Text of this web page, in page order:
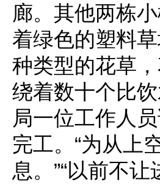
廊。其他两栋
着绿色的塑料
种类型的花草
绕着数十个比
局一位工作人
完工。“为从上
息。”“以前不